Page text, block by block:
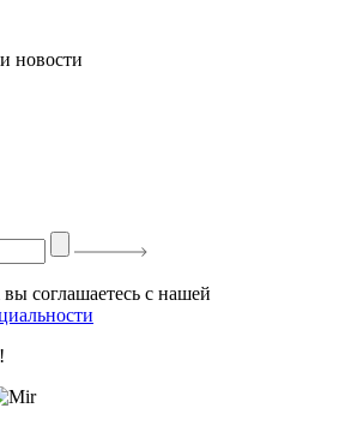
новости
соглашаетесь с нашей